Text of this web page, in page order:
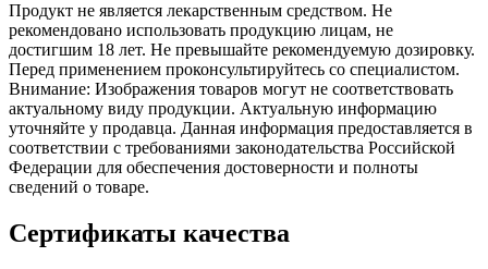
Продукт не является лекарственным средством. Не
рекомендовано использовать продукцию лицам, не
достигшим 18 лет. Не превышайте рекомендуемую дозировку.
Перед применением проконсультируйтесь со специалистом.
Внимание: Изображения товаров могут не соответствовать
актуальному виду продукции. Актуальную информацию
уточняйте у продавца. Данная информация предоставляется в
соответствии с требованиями законодательства Российской
Федерации для обеспечения достоверности и полноты
сведений о товаре.
Сертификаты качества